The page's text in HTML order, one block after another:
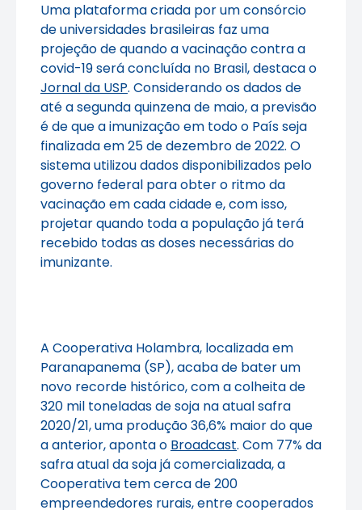
Uma plataforma criada por um consórcio
de universidades brasileiras faz uma
projeção de quando a vacinação contra a
covid-19 será concluída no Brasil, destaca o
Jornal da USP. Considerando os dados de
até a segunda quinzena de maio, a previsão
é de que a imunização em todo o País seja
finalizada em 25 de dezembro de 2022. O
sistema utilizou dados disponibilizados pelo
governo federal para obter o ritmo da
vacinação em cada cidade e, com isso,
projetar quando toda a população já terá
recebido todas as doses necessárias do
imunizante.
A Cooperativa Holambra, localizada em
Paranapanema (SP), acaba de bater um
novo recorde histórico, com a colheita de
320 mil toneladas de soja na atual safra
2020/21, uma produção 36,6% maior do que
a anterior, aponta o Broadcast. Com 77% da
safra atual da soja já comercializada, a
Cooperativa tem cerca de 200
empreendedores rurais, entre cooperados